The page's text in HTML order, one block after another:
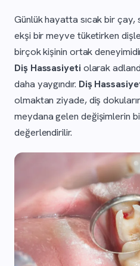
Günlük hayatta sıcak bir
ekşi bir meyve tüketirken
birçok kişinin ortak
Diş Hassasiyeti olarak
daha yaygındır. Diş
olmaktan ziyade, diş
meydana gelen değişimlerin
değerlendirilir.